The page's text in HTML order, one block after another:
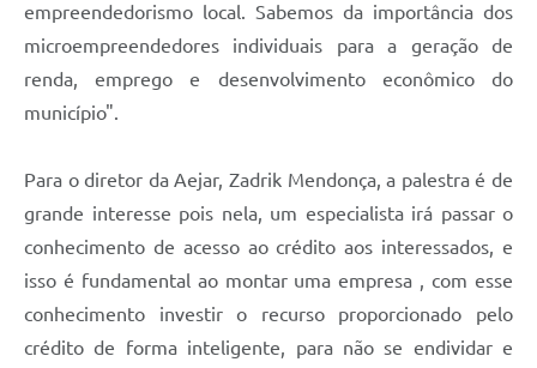
empreendedorismo local. Sabemos da importância dos
microempreendedores individuais para a geração de
renda, emprego e desenvolvimento econômico do
município".
Para o diretor da Aejar, Zadrik Mendonça, a palestra é de
grande interesse pois nela, um especialista irá passar o
conhecimento de acesso ao crédito aos interessados, e
isso é fundamental ao montar uma empresa , com esse
conhecimento investir o recurso proporcionado pelo
crédito de forma inteligente, para não se endividar e